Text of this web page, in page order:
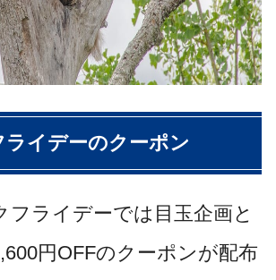
ライデーのクーポン
フライデーでは目玉企画と
円OFFのクーポンが配布